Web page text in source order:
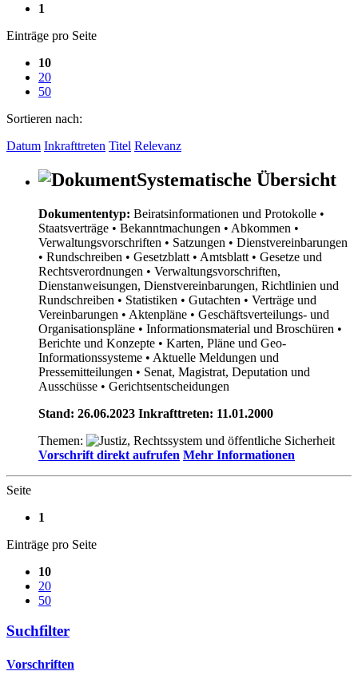
1
Einträge pro Seite
10
20
50
Sortieren nach:
Datum Inkrafttreten Titel Relevanz
Systematische Übersicht
Dokumententyp: Beiratsinformationen und Protokolle •
Staatsverträge • Bekanntmachungen • Abkommen •
Verwaltungsvorschriften • Satzungen • Dienstvereinbarungen
• Rundschreiben • Gesetzblatt • Amtsblatt • Gesetze und
Rechtsverordnungen • Verwaltungsvorschriften,
Dienstanweisungen, Dienstvereinbarungen, Richtlinien und
Rundschreiben • Statistiken • Gutachten • Verträge und
Vereinbarungen • Aktenpläne • Geschäftsverteilungs- und
Organisationspläne • Informationsmaterial und Broschüren •
Berichte und Konzepte • Karten, Pläne und Geo-
Informationssysteme • Aktuelle Meldungen und
Pressemitteilungen • Senat, Magistrat, Deputation und
Ausschüsse • Gerichtsentscheidungen
Stand: 26.06.2023 Inkrafttreten: 11.01.2000
Themen:
Vorschrift direkt aufrufen Mehr Informationen
Seite
1
Einträge pro Seite
10
20
50
Suchfilter
Vorschriften